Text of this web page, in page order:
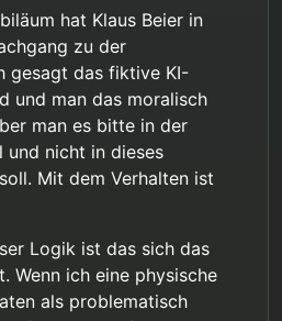
zu dem Puppenverbot, wenn sie
nicht übereinstimmt? Ist
oder nicht? Irgendwie
Antworten nicht schlau: er
ihm unterstellt wird die
zu teilen, distanziert
klar davon.
das noch nicht einmal
die Passage mal genauer
dargestellt, wie es im Buch
grammatikalisch fragwürdige
für das Puppenverbot in einer
anderen Straftatsbeständen
steht zu dem Puppenverbot
grundsätzlich wird die
Deutschland aber einseitig
dazu „Die deutsche
sexuellem Kindesmissbrauch ist
umfassend und
das Puppenverbot:
unser Ziel noch unsere
uns grundsätzlich
einer Stelle dazu heißt es:
Verhalten betrachtet!
Medikamente, die Fantasien
wiederholt und einseitig positiv
Rede von „andere Personen
hat Klaus Beier in
zu der
gesagt das fiktive KI-
und man das moralisch
man es bitte in der
und nicht in dieses
Mit dem Verhalten ist
Logik ist das sich das
Wenn ich eine physische
als problematisch